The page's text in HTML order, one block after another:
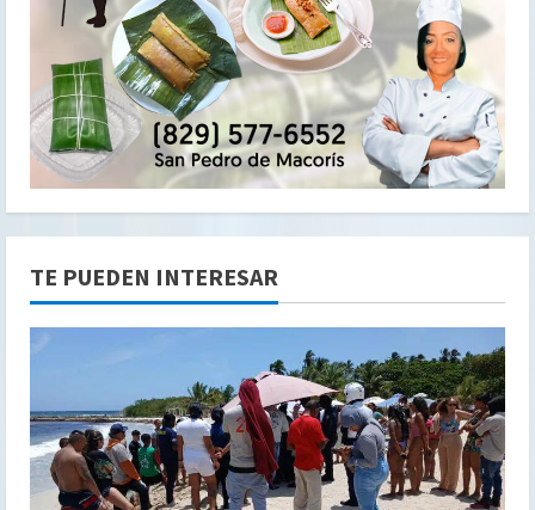
TE PUEDEN INTERESAR